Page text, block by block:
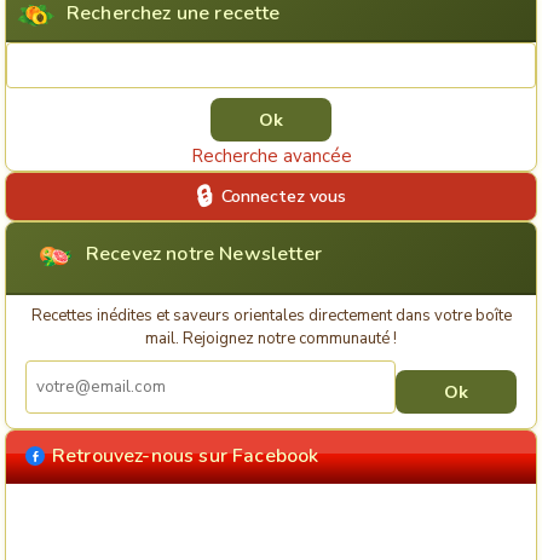
Recherchez une recette
Recherche avancée
Connectez vous
Recevez notre Newsletter
Recettes inédites et saveurs orientales directement dans votre boîte
mail. Rejoignez notre communauté !
Retrouvez-nous sur Facebook